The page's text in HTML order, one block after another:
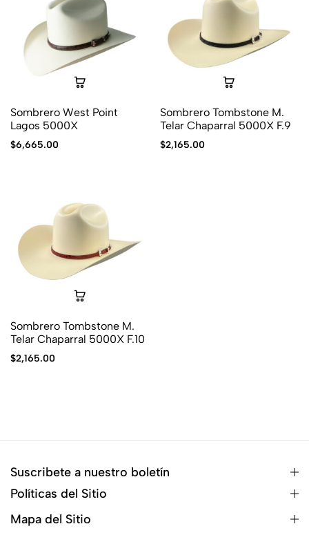
Sombrero West Point
Lagos 5000X
$6,665.00
Sombrero Tombstone M.
Telar Chaparral 5000X F.9
$2,165.00
Sombrero Tombstone M.
Telar Chaparral 5000X F.10
$2,165.00
Suscribete a nuestro boletín
Políticas del Sitio
Mapa del Sitio